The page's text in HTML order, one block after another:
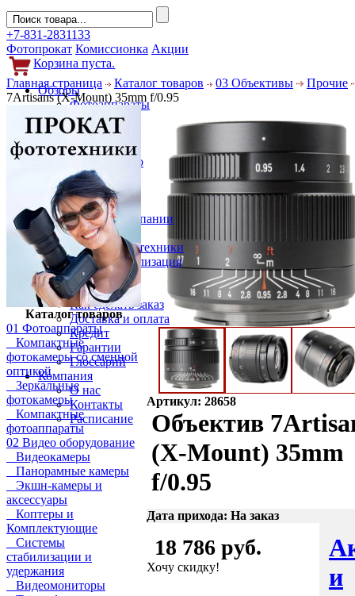
+7-831-2831133
Фотопрокат Комиссионка Акции
Корзина пуста.
Обзоры
Фотоаппараты
Объективы
Фильтры
Новости
Фото и видео
Гаджеты
Аксессуары
Слухи
Новости компании
Услуги
Прокат фототехники
Выкуп и реализация
Покупателям
Акции
Как сделать заказ
Доставка и оплата
Кредит
Гарантии
Глоссарий
Компания
О нас
Контакты
Расписание
Главная страница Каталог товаров 03 Объективы
Прочие
7Artisans (X-Mount) 35mm f/0.95
Каталог товаров
01 Фотоаппараты
Компактные
фотокамеры со сменной
оптикой
Зеркальные
фотокамеры
Компактные
фотоаппараты
02 Видео оборудование
Видеокамеры
Панорамные камеры
Экшн-камеры и
аксессуары
Коптеры и
Комплектующие
Системы
стабилизации и
удержания
Видеомониторы
Артикул: 28658
Объектив
(X-Mount) 35mm
f/0.95
Дата прихода: На заказ
18 786 руб.
Хочу скидку!
и